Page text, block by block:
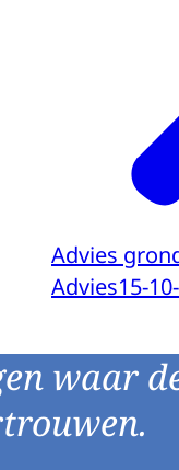
Advies
Advies15-
waar